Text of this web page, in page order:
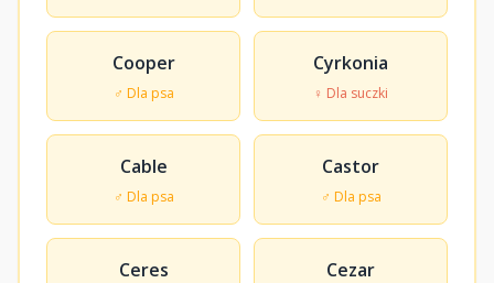
Cooper
♂ Dla psa
Cyrkonia
♀ Dla suczki
Cable
♂ Dla psa
Castor
♂ Dla psa
Ceres Cezar